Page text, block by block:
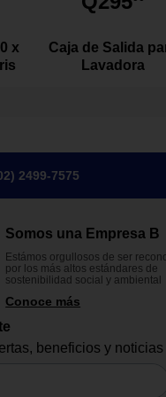
x
Caja de Salida
Lavadora
2499-7575
Somos una Empresa B
Estámos orgullosos de ser
por los más altos estándares de
sostenibilidad social y ambiental
Conoce más
beneficios y noticias